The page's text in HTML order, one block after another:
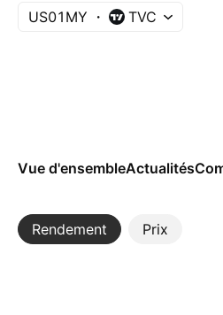
US01MY TVC
Vue d'ensembleActualités
Rendement Prix
Plus